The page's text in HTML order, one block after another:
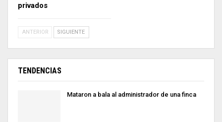
privados
ANTERIOR SIGUIENTE
TENDENCIAS
Mataron a bala al administrador de una finca